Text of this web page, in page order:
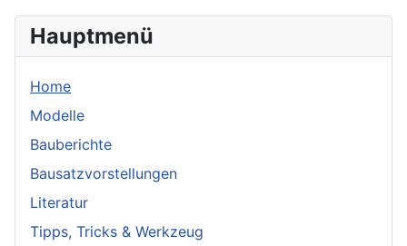
Hauptmenü
Home
Modelle
Bauberichte
Bausatzvorstellungen
Literatur
Tipps, Tricks & Werkzeug